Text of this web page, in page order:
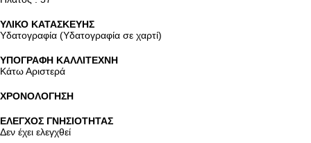
ΥΛΙΚΟ ΚΑΤΑΣΚΕΥΗΣ
Υδατογραφία (Υδατογραφία σε χαρτί)
ΥΠΟΓΡΑΦΗ ΚΑΛΛΙΤΕΧΝΗ
Κάτω Αριστερά
ΧΡΟΝΟΛΟΓΗΣΗ
ΕΛΕΓΧΟΣ ΓΝΗΣΙΟΤΗΤΑΣ
Δεν έχει ελεγχθεί